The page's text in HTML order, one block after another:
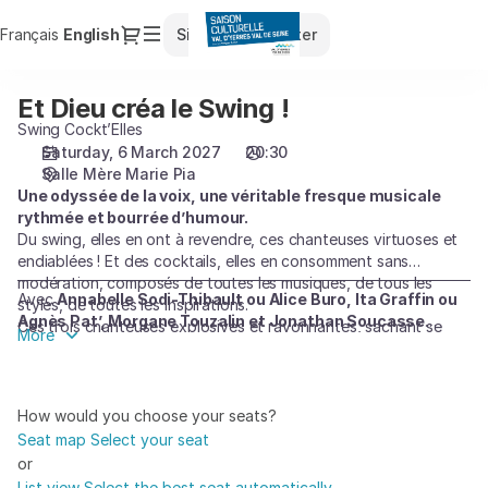
Français Current
English Dialog
Sign in Register
selection
Marie
Pia
06.03.2027
20:30
Dieu
créa
Saison
Culturelle
Et
Dieu
créa
Swing
!
Et Dieu créa le Swing !
Swing Cockt’Elles
Saturday, 6 March 2027
20:30
Salle Mère Marie Pia
Une odyssée de la voix, une véritable fresque musicale
rythmée et bourrée d’humour.
Du swing, elles en ont à revendre, ces chanteuses virtuoses et
endiablées ! Et des cocktails, elles en consomment sans
modération, composés de toutes les musiques, de tous les
styles, de toutes les inspirations.
Ces trois chanteuses explosives et rayonnantes, sachant se
Cockt’elles offrent une alchimie parfaite dans chacune de leurs
harmonies !
AvecAnnabelle Sodi-Thibault ou Alice Buro, Ita Graffin ou
Agnès Pat’, Morgane Touzalin et Jonathan Soucasse
Conception et Mise en scène : Alain Sachs
More
How would you choose your seats?
Seat map Select your seat
or